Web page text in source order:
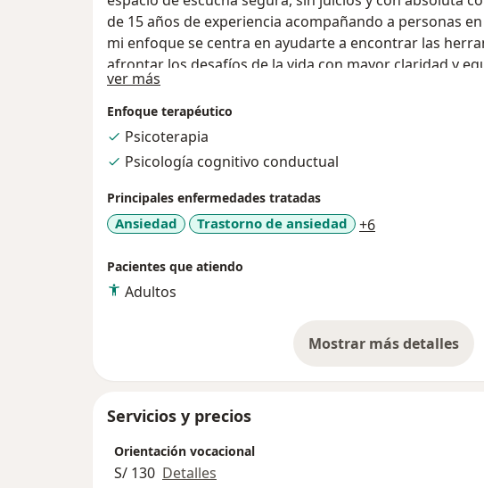
de 15 años de experiencia acompañando a personas
mi enfoque se centra en ayudarte a encontrar las
afrontar los desafíos de la vida con mayor claridad y
ver más
Enfoque terapéutico
Psicoterapia
Psicología cognitivo conductual
Principales enfermedades tratadas
Ansiedad Trastorno de ansiedad +6
Pacientes que atiendo
Adultos
Mostrar más detalles
sobre la
Servicios y precios
Orientación vocacional
S/ 130 Detalles